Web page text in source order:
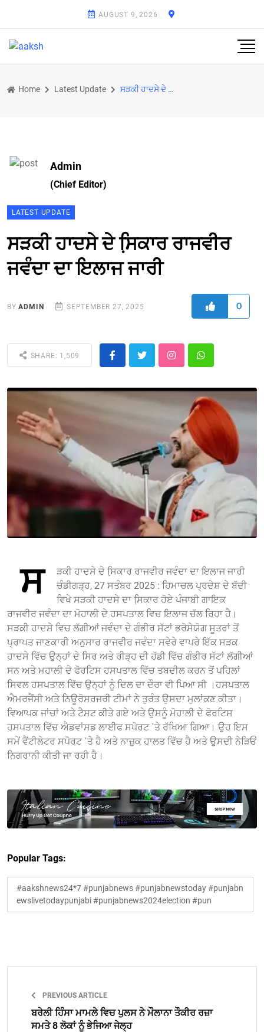
AUGUST 9, 2026
Home Latest Update ਸੜਕੀ ਹਾਦਸੇ ਦੇ ਸਿ਼ਕਾਰ ਰਾਜਵੀਰ ਜਵੰਦਾ ਦਾ ਇਲਾਜ ਜਾਰੀ
Admin
(Chief Editor)
LATEST UPDATE
ਸੜਕੀ ਹਾਦਸੇ ਦੇ ਸਿ਼ਕਾਰ ਰਾਜਵੀਰ
ਜਵੰਦਾ ਦਾ ਇਲਾਜ ਜਾਰੀ
BYADMIN SEPTEMBER 27, 2025 0
SHARE: 1,509
ਸ
ੜਕੀ ਹਾਦਸੇ ਦੇ ਸਿ਼ਕਾਰ ਰਾਜਵੀਰ ਜਵੰਦਾ ਦਾ ਇਲਾਜ ਜਾਰੀ
ਚੰਡੀਗੜ੍ਹ, 27 ਸਤੰਬਰ 2025 : ਹਿਮਾਚਲ ਪ੍ਰਦੇਸ਼ ਦੇ ਬੱਦੀ
ਵਿਖੇ ਸੜਕੀ ਹਾਦਸੇ ਦਾ ਸਿ਼ਕਾਰ ਹੋਏ ਪੰਜਾਬੀ ਗਾਇਕ
ਰਾਜਵੀਰ ਜਵੰਦਾ ਦਾ ਮੋਹਾਲੀ ਦੇ ਹਸਪਤਾਲ ਵਿਚ ਇਲਾਜ ਚੱਲ ਰਿਹਾ ਹੈ।
ਸੜਕੀ ਹਾਦਸੇ ਵਿਚ ਲੱਗੀਆਂ ਜਵੰਦਾ ਦੇ ਗੰਭੀਰ ਸੱਟਾਂ ਭਰੋਸੇਯੋਗ ਸੂਤਰਾਂ ਤੋਂ
ਪ੍ਰਾਪਤ ਜਾਣਕਾਰੀ ਅਨੁਸਾਰ ਰਾਜਵੀਰ ਜਵੰਦਾ ਸਵੇਰੇ ਵਾਪਰੇ ਇੱਕ ਸੜਕ
ਹਾਦਸੇ ਵਿੱਚ ਉਨ੍ਹਾਂ ਦੇ ਸਿਰ ਅਤੇ ਰੀੜ੍ਹ ਦੀ ਹੱਡੀ ਵਿੱਚ ਗੰਭੀਰ ਸੱਟਾਂ ਲੱਗੀਆਂ
ਸਨ ਅਤੇ ਮਹਾਲੀ ਦੇ ਫੋਰਟਿਸ ਹਸਪਤਾਲ ਵਿੱਚ ਤਬਦੀਲ ਕਰਨ ਤੋਂ ਪਹਿਲਾਂ
ਸਿਵਲ ਹਸਪਤਾਲ ਵਿੱਚ ਉਨ੍ਹਾਂ ਨੂੰ ਦਿਲ ਦਾ ਦੌਰਾ ਵੀ ਪਿਆ ਸੀ ।ਹਸਪਤਾਲ
ਐਮਰਜੈਂਸੀ ਅਤੇ ਨਿਊਰੋਸਰਜਰੀ ਟੀਮਾਂ ਨੇ ਤੁਰੰਤ ਉਸਦਾ ਮੁਲਾਂਕਣ ਕੀਤਾ।
ਵਿਆਪਕ ਜਾਂਚਾਂ ਅਤੇ ਟੈਸਟ ਕੀਤੇ ਗਏ ਅਤੇ ਉਸਨੂੰ ਮੋਹਾਲੀ ਦੇ ਫੋਰਟਿਸ
ਹਸਪਤਾਲ ਵਿੱਚ ਐਡਵਾਂਸਡ ਲਾਈਫ ਸਪੋਰਟ `ਤੇ ਰੱਖਿਆ ਗਿਆ। ਉਹ ਇਸ
ਸਮੇਂ ਵੈਂਟੀਲੇਟਰ ਸਪੋਰਟ `ਤੇ ਹੈ ਅਤੇ ਨਾਜ਼ੁਕ ਹਾਲਤ ਵਿੱਚ ਹੈ ਅਤੇ ਉਸਦੀ ਨੇੜਿਓਂ
ਨਿਗਰਾਨੀ ਕੀਤੀ ਜਾ ਰਹੀ ਹੈ।
Popular Tags:
#aakshnews24*7 #punjabnews #punjabnewstoday #punjabn
ewslivetodaypunjabi #punjabnews2024election #pun
PREVIOUS ARTICLE
ਬਰੇਲੀ ਹਿੰਸਾ ਮਾਮਲੇ ਵਿਚ ਪੁਲਸ ਨੇ ਮੌਲਾਨਾ ਤੌਕੀਰ ਰਜ਼ਾ
ਸਮਤੇ 8 ਲੋਕਾਂ ਨੂੰ ਭੇਜਿਆ ਜੇਲ੍ਹ